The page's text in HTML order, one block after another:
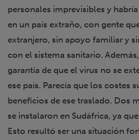
personales imprevisibles y
en un país extraño, con gente
extranjero, sin apoyo familiar y
con el sistema sanitario.
garantía de que el virus no se
ese país. Parecía que los costes
beneficios de ese traslado. Dos
se instalaron en Sudáfrica, ya
Esto resultó ser una situación